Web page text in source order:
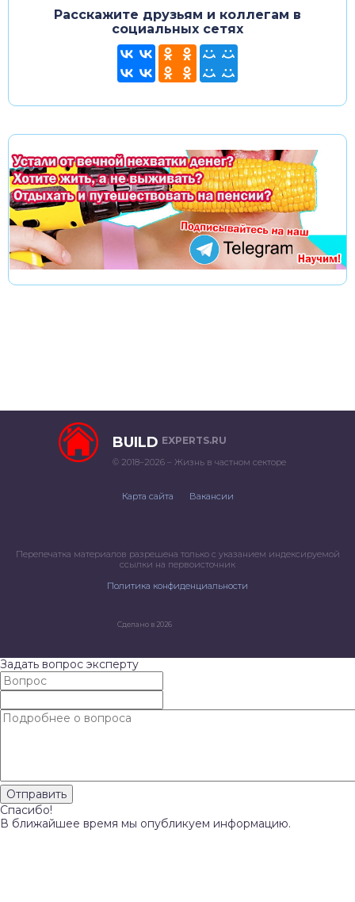
Расскажите друзьям и коллегам в
социальных сетях
BUILD EXPERTS.RU
© 2018–2026 – Жизнь в частном секторе
Карта сайта Вакансии
Перепечатка материалов разрешена только с указанием индексируемой
ссылки на первоисточник
Политика конфиденциальности
Сделано в 2026
Задать вопрос эксперту
Спасибо!
В ближайшее время мы опубликуем информацию.